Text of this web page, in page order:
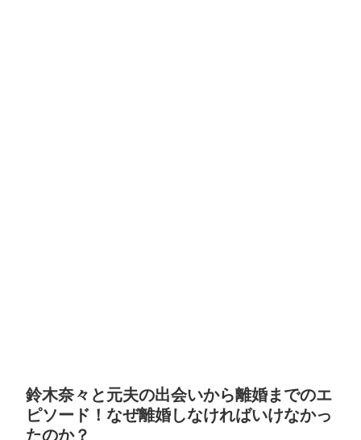
鈴木奈々と元夫の出会いから離婚までのエ
ピソード！なぜ離婚しなければいけなかっ
たのか？